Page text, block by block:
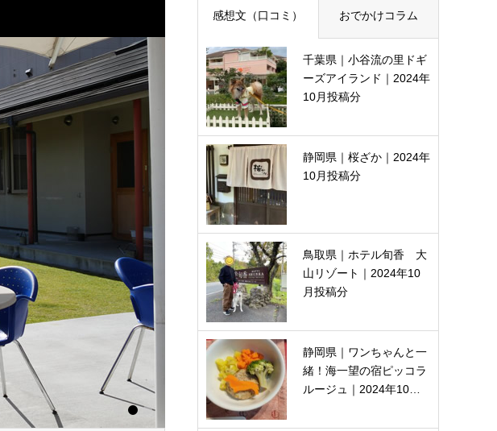
感想文（口コミ） おでかけコラム
千葉県｜小谷流の里ドギ
ーズアイランド｜2024年
10月投稿分
静岡県｜桜ざか｜2024年
10月投稿分
鳥取県｜ホテル旬香 大
山リゾート｜2024年10
月投稿分
静岡県｜ワンちゃんと一
緒！海一望の宿ピッコラ
ルージュ｜2024年10…